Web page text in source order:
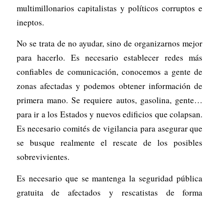
multimillonarios capitalistas y políticos corruptos e
ineptos.
No se trata de no ayudar, sino de organizarnos mejor
para hacerlo. Es necesario establecer redes más
confiables de comunicación, conocemos a gente de
zonas afectadas y podemos obtener información de
primera mano. Se requiere autos, gasolina, gente…
para ir a los Estados y nuevos edificios que colapsan.
Es necesario comités de vigilancia para asegurar que
se busque realmente el rescate de los posibles
sobrevivientes.
Es necesario que se mantenga la seguridad pública
gratuita de afectados y rescatistas de forma